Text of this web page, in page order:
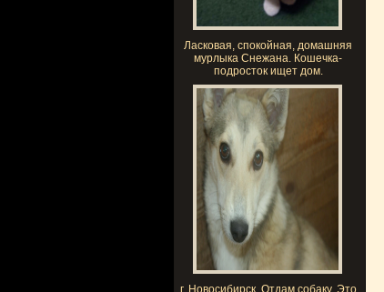
Ласковая, спокойная, домашняя
мурлыка Снежана. Кошечка-
подросток ищет дом.
г. Новосибирск. Отдам собаку. Это